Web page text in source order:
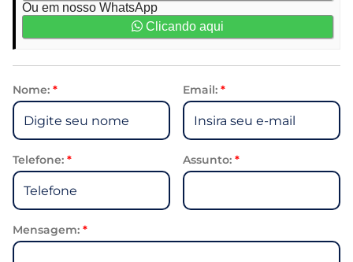
Ou em nosso WhatsApp
Clicando aqui
Nome: * Email: *
Telefone: * Assunto: *
Mensagem: *